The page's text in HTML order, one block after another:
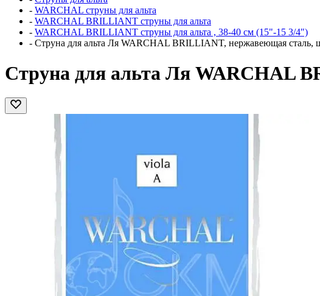
- WARCHAL струны для альта
- WARCHAL BRILLIANT струны для альта
- WARCHAL BRILLIANT струны для альта , 38-40 см (15"-15 3/4")
- Струна для альта Ля WARCHAL BRILLIANT, нержавеющая сталь,
Струна для альта Ля WARCHAL